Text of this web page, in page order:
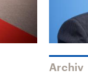
Archiv